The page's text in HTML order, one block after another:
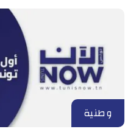
وطنية